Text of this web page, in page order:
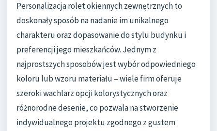
Personalizacja rolet okiennych zewnętrznych to
doskonały sposób na nadanie im unikalnego
charakteru oraz dopasowanie do stylu budynku i
preferencji jego mieszkańców. Jednym z
najprostszych sposobów jest wybór odpowiedniego
koloru lub wzoru materiału – wiele firm oferuje
szeroki wachlarz opcji kolorystycznych oraz
różnorodne desenie, co pozwala na stworzenie
indywidualnego projektu zgodnego z gustem